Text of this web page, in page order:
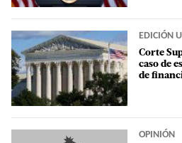
EDICIÓN
Corte
caso de
de
OPINIÓN